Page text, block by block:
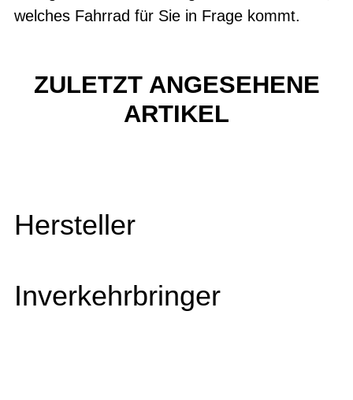
welches Fahrrad für Sie in Frage kommt.
ZULETZT ANGESEHENE
ARTIKEL
Hersteller
Inverkehrbringer